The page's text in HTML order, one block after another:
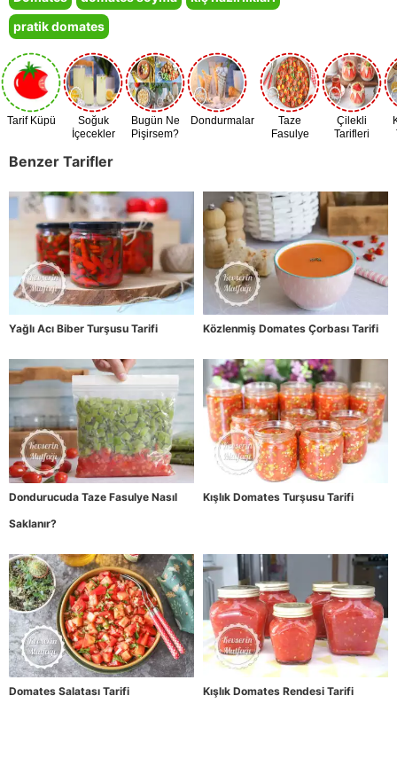
pratik domates
Tarif Küpü
Soğuk
İçecekler
Bugün Ne
Pişirsem?
Dondurmalar
Taze
Fasulye
Çilekli
Tarifleri
Benzer Tarifler
Yağlı Acı Biber Turşusu Tarifi Közlenmiş Domates Çorbası Tarifi
Dondurucuda Taze Fasulye Nasıl
Saklanır?
Kışlık Domates Turşusu Tarifi
Domates Salatası Tarifi Kışlık Domates Rendesi Tarifi